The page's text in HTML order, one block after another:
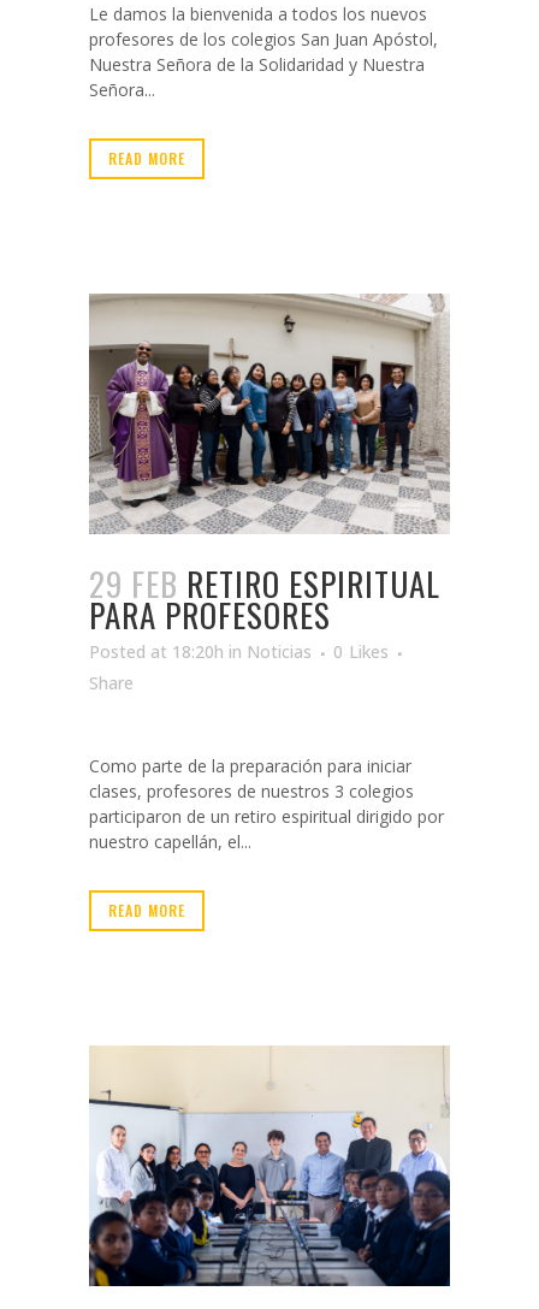
Le damos la bienvenida a todos los nuevos
profesores de los colegios San Juan Apóstol,
Nuestra Señora de la Solidaridad y Nuestra
Señora...
READ MORE
29 FEB RETIRO ESPIRITUAL
PARA PROFESORES
Posted at 18:20h in Noticias 0 Likes
Share
Como parte de la preparación para iniciar
clases, profesores de nuestros 3 colegios
participaron de un retiro espiritual dirigido por
nuestro capellán, el...
READ MORE